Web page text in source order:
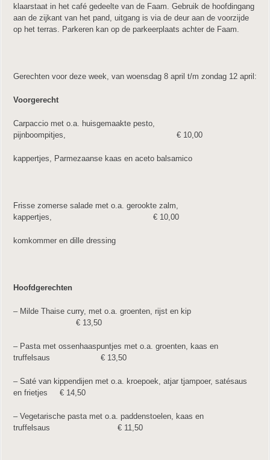
klaarstaat in het café gedeelte van de Faam. Gebruik de hoofdingang
aan de zijkant van het pand, uitgang is via de deur aan de voorzijde
op het terras. Parkeren kan op de parkeerplaats achter de Faam.
Gerechten voor deze week, van woensdag 8 april t/m zondag 12 april:
Voorgerecht
Carpaccio met o.a. huisgemaakte pesto,
pijnboompitjes, € 10,00
kappertjes, Parmezaanse kaas en aceto balsamico
Frisse zomerse salade met o.a. gerookte zalm,
kappertjes, € 10,00
komkommer en dille dressing
Hoofdgerechten
– Milde Thaise curry, met o.a. groenten, rijst en kip
€ 13,50
– Pasta met ossenhaaspuntjes met o.a. groenten, kaas en
truffelsaus € 13,50
– Saté van kippendijen met o.a. kroepoek, atjar tjampoer, satésaus
en frietjes € 14,50
– Vegetarische pasta met o.a. paddenstoelen, kaas en
truffelsaus € 11,50